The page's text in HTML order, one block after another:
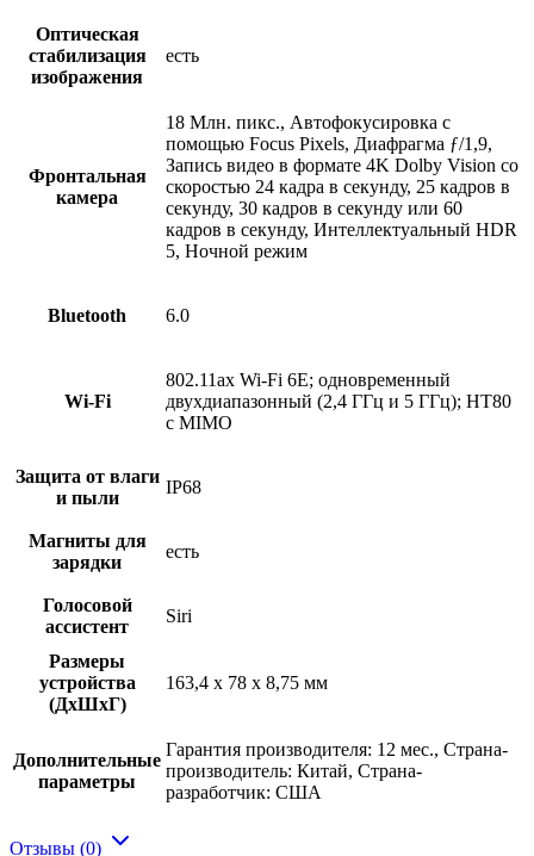
Оптическая
стабилизация
изображения
есть
Фронтальная
камера
18 Млн. пикс., Автофокусировка с
помощью Focus Pixels, Диафрагма ƒ/1,9,
Запись видео в формате 4K Dolby Vision со
скоростью 24 кадра в секунду, 25 кадров в
секунду, 30 кадров в секунду или 60
кадров в секунду, Интеллектуальный HDR
5, Ночной режим
Bluetooth 6.0
Wi-Fi
802.11ax Wi-Fi 6E; одновременный
двухдиапазонный (2,4 ГГц и 5 ГГц); HT80
с MIMO
Защита от влаги
и пыли
IP68
Магниты для
зарядки
есть
Голосовой
ассистент
Siri
Размеры
устройства
(ДхШхГ)
163,4 x 78 x 8,75 мм
Дополнительные
параметры
Гарантия производителя: 12 мес., Страна-
производитель: Китай, Страна-
разработчик: США
Отзывы (0)